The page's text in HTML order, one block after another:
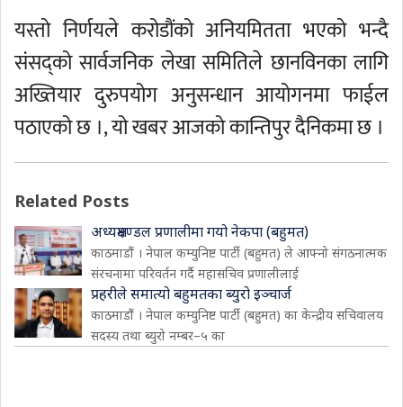
यस्तो निर्णयले करोडौंको अनियमितता भएको भन्दै
संसद्को सार्वजनिक लेखा समितिले छानविनका लागि
अख्तियार दुरुपयोग अनुसन्धान आयोगनमा फाईल
पठाएको छ ।, यो खबर आजको कान्तिपुर दैनिकमा छ ।
Related Posts
अध्यक्षमण्डल प्रणालीमा गयो नेकपा (बहुमत)
काठमाडौं । नेपाल कम्युनिष्ट पार्टी (बहुमत) ले आफ्नो संगठनात्मक
संरचनामा परिवर्तन गर्दै महासचिव प्रणालीलाई
प्रहरीले समात्यो बहुमतका ब्युरो इञ्चार्ज
काठमाडौं । नेपाल कम्युनिष्ट पार्टी (बहुमत) का केन्द्रीय सचिवालय
सदस्य तथा ब्युरो नम्बर–५ का